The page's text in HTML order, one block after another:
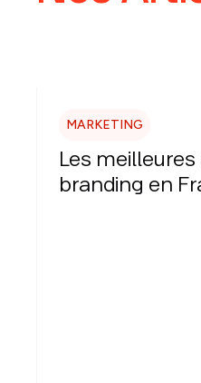
MARKETING
Les
branding en